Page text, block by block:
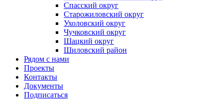
Спасский округ
Старожиловский округ
Ухоловский округ
Чучковский округ
Шацкий округ
Шиловский район
Рядом с нами
Проекты
Контакты
Документы
Подписаться